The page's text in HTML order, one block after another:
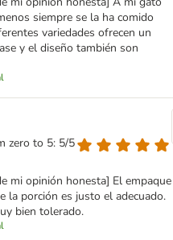
siempre se la ha comido
variedades ofrecen un
y el diseño también son
zero to 5: 5/5
mi opinión honesta] El empaque
la porción es justo el adecuado.
bien tolerado.